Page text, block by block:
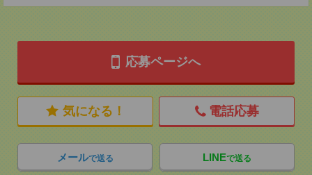
応募ページへ
気になる！ 電話応募
メールで送る LINEで送る